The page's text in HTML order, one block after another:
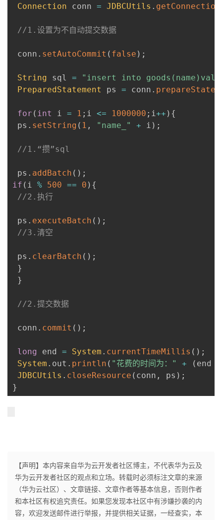
Connection conn = JDBCUtils . getConnection
//1.设置为不自动提交数据
conn . setAutoCommit ( false ) ;
String sql =
"insert into
PreparedStatement
ps = conn .
for ( int i = 1 ; i <= 1000000 ; i++ ) {
ps . setString ( 1 , "name_" + i ) ;
//1.“攒”sql
ps . addBatch ( ) ;
if ( i % 500 == 0 ) {
//2.执行
ps . executeBatch ( ) ;
//3.清空
ps . clearBatch ( ) ;
}
}
//2.提交数据
conn . commit ( ) ;
long end = System . currentTimeMillis ( ) ;
System . out . println ( "花费的时间为：" + ( end
JDBCUtils . closeResource ( conn , ps ) ;
}
【声明】本内容来自华为云开发者社区博主，不代表华为云及
华为云开发者社区的观点和立场。转载时必须标注文章的来源
（华为云社区）、文章链接、文章作者等基本信息，否则作者
和本社区有权追究责任。如果您发现本社区中有涉嫌抄袭的内
容，欢迎发送邮件进行举报，并提供相关证据，一经查实，本